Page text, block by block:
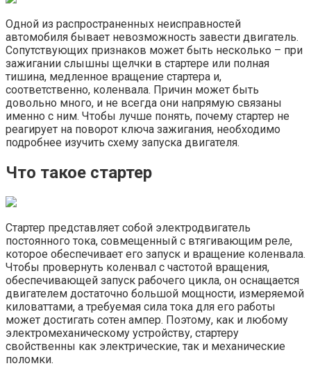
Одной из распространенных неисправностей
автомобиля бывает невозможность завести двигатель.
Сопутствующих признаков может быть несколько – при
зажигании слышны щелчки в стартере или полная
тишина, медленное вращение стартера и,
соответственно, коленвала. Причин может быть
довольно много, и не всегда они напрямую связаны
именно с ним. Чтобы лучше понять, почему стартер не
реагирует на поворот ключа зажигания, необходимо
подробнее изучить схему запуска двигателя.
Что такое стартер
Стартер представляет собой электродвигатель
постоянного тока, совмещенный с втягивающим реле,
которое обеспечивает его запуск и вращение коленвала.
Чтобы провернуть коленвал с частотой вращения,
обеспечивающей запуск рабочего цикла, он оснащается
двигателем достаточно большой мощности, измеряемой
киловаттами, а требуемая сила тока для его работы
может достигать сотен ампер. Поэтому, как и любому
электромеханическому устройству, стартеру
свойственны как электрические, так и механические
поломки.